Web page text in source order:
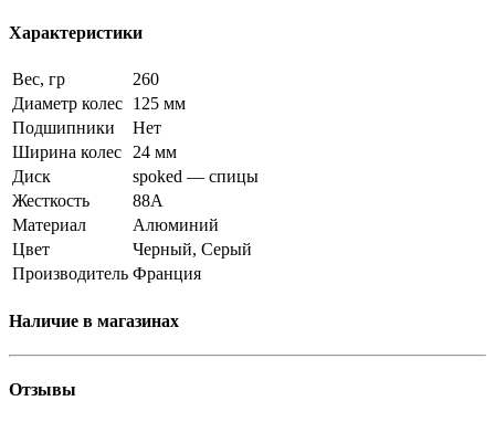
Характеристики
Вес, гр
260
Диаметр колес 125 мм
Подшипники
Нет
Ширина колес 24 мм
Диск
spoked — спицы
Жесткость
88A
Материал
Алюминий
Цвет
Черный, Серый
Производитель Франция
Наличие в магазинах
Отзывы